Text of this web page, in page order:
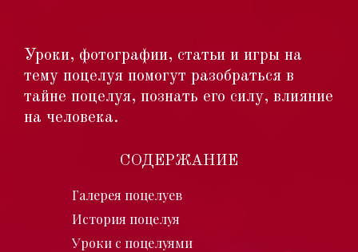
Уроки, фотографии, статьи и игры на
тему поцелуя помогут разобраться в
тайне поцелуя, познать его силу, влияние
на человека.
СОДЕРЖАНИЕ
Галерея поцелуев
История поцелуя
Уроки с поцелуями